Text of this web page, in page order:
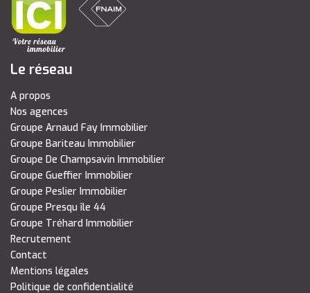
Le réseau
A propos
Nos agences
Groupe Arnaud Fay Immobilier
Groupe Bariteau Immobilier
Groupe De Champsavin Immobilier
Groupe Gueffier Immobilier
Groupe Peslier Immobilier
Groupe Presqu île 44
Groupe Tréhard Immobilier
Recrutement
Contact
Mentions légales
Politique de confidentialité